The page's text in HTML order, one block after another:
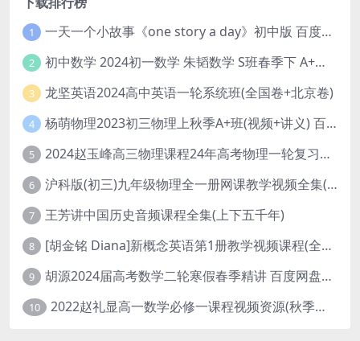
1 一天一个小故事《one story a day》初中版 百度网盘分享下载
2 初中数学 2024初一数学 朱韬数学 S班春季下 A+班春季下 百度云网盘
3 龙坚英语2024高中英语一轮系统班(全国卷+北京卷)
4 杨萌物理2023初三物理上秋季A+班(视频+讲义) 百度网盘分享
5 2024赵玉峰高三物理课程24年高考物理一轮复习网课教程
6 沪科版(初三)九年级物理全一册网课教学视频全集(录播版 杜春雨 66讲)
7 王芳讲中国历史音频课程全集(上下五千年)
8 [胡金铭 Diana]新概念英语第1册教学视频课程(全集 百度网盘下载)
9 胡源2024届高考数学二轮寒假春季精讲 百度网盘分享
10 2022赵礼显高一数学必修一课程视频资源(秋季班 含讲义)百度网盘云